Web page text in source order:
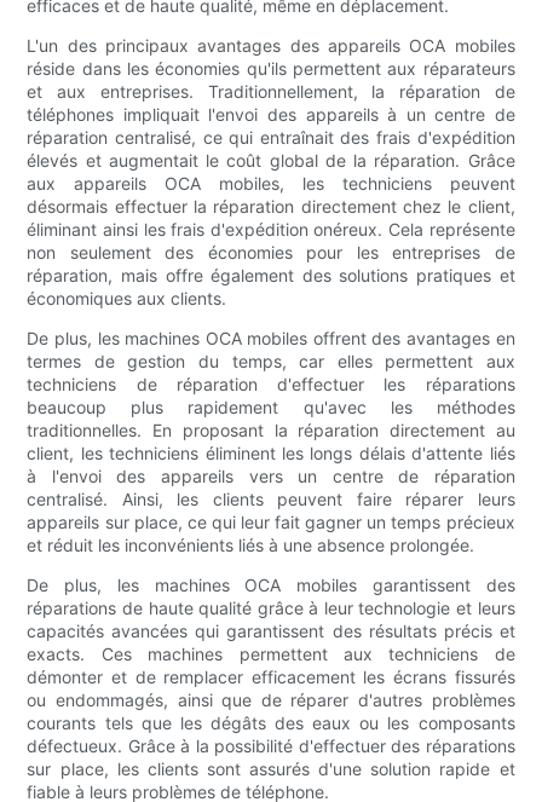
efficaces et de haute qualité, même en déplacement.
L'un des principaux avantages des appareils OCA mobiles
réside dans les économies qu'ils permettent aux réparateurs
et aux entreprises. Traditionnellement, la réparation de
téléphones impliquait l'envoi des appareils à un centre de
réparation centralisé, ce qui entraînait des frais d'expédition
élevés et augmentait le coût global de la réparation. Grâce
aux appareils OCA mobiles, les techniciens peuvent
désormais effectuer la réparation directement chez le client,
éliminant ainsi les frais d'expédition onéreux. Cela représente
non seulement des économies pour les entreprises de
réparation, mais offre également des solutions pratiques et
économiques aux clients.
De plus, les machines OCA mobiles offrent des avantages en
termes de gestion du temps, car elles permettent aux
techniciens de réparation d'effectuer les réparations
beaucoup plus rapidement qu'avec les méthodes
traditionnelles. En proposant la réparation directement au
client, les techniciens éliminent les longs délais d'attente liés
à l'envoi des appareils vers un centre de réparation
centralisé. Ainsi, les clients peuvent faire réparer leurs
appareils sur place, ce qui leur fait gagner un temps précieux
et réduit les inconvénients liés à une absence prolongée.
De plus, les machines OCA mobiles garantissent des
réparations de haute qualité grâce à leur technologie et leurs
capacités avancées qui garantissent des résultats précis et
exacts. Ces machines permettent aux techniciens de
démonter et de remplacer efficacement les écrans fissurés
ou endommagés, ainsi que de réparer d'autres problèmes
courants tels que les dégâts des eaux ou les composants
défectueux. Grâce à la possibilité d'effectuer des réparations
sur place, les clients sont assurés d'une solution rapide et
fiable à leurs problèmes de téléphone.